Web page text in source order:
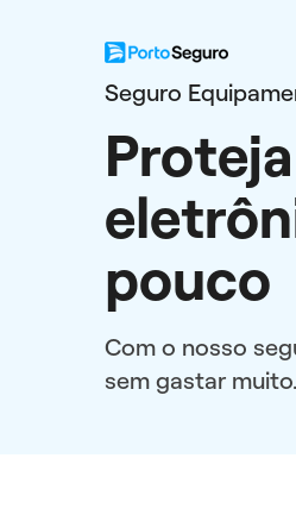
Seguro
pouco
Com o nosso
sem gastar muito.